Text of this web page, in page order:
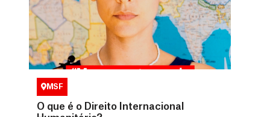
MSF
O que é o Direito Internacional